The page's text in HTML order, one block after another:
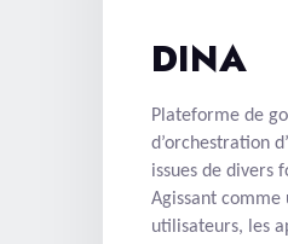
DINA
Plateforme de
d’orchestration
issues de divers
Agissant
utilisateurs, les